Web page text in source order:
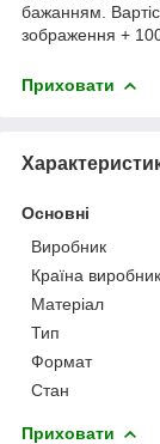
бажанням.
зображення + 100
Приховати
Основні
Виробник
Країна виробник
Матеріал
Тип
Формат
Стан
Приховати